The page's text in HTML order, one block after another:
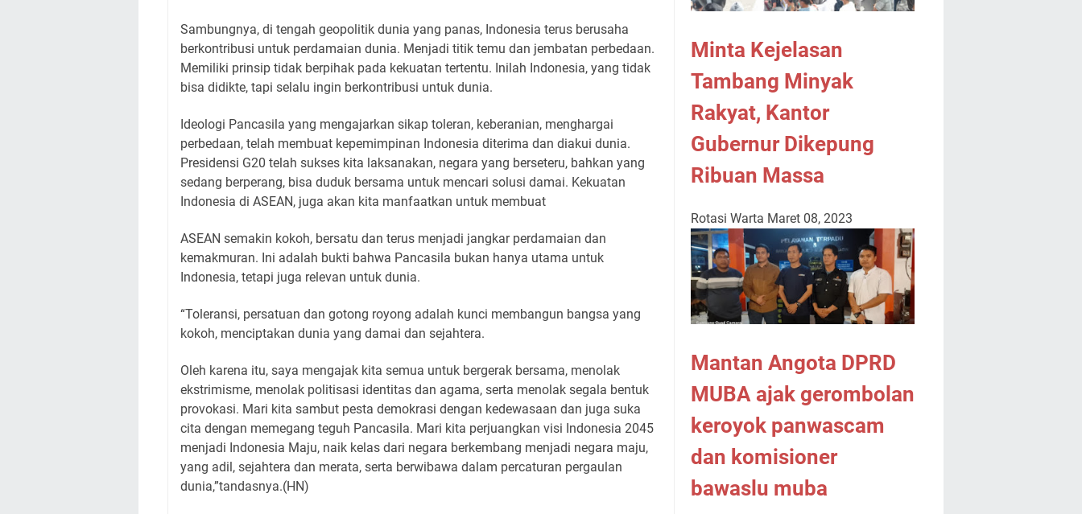
Sambungnya, di tengah geopolitik dunia yang panas, Indonesia terus berusaha
berkontribusi untuk perdamaian dunia. Menjadi titik temu dan jembatan perbedaan.
Memiliki prinsip tidak berpihak pada kekuatan tertentu. Inilah Indonesia, yang tidak
bisa didikte, tapi selalu ingin berkontribusi untuk dunia.
Ideologi Pancasila yang mengajarkan sikap toleran, keberanian, menghargai
perbedaan, telah membuat kepemimpinan Indonesia diterima dan diakui dunia.
Presidensi G20 telah sukses kita laksanakan, negara yang berseteru, bahkan yang
sedang berperang, bisa duduk bersama untuk mencari solusi damai. Kekuatan
Indonesia di ASEAN, juga akan kita manfaatkan untuk membuat
ASEAN semakin kokoh, bersatu dan terus menjadi jangkar perdamaian dan
kemakmuran. Ini adalah bukti bahwa Pancasila bukan hanya utama untuk
Indonesia, tetapi juga relevan untuk dunia.
“Toleransi, persatuan dan gotong royong adalah kunci membangun bangsa yang
kokoh, menciptakan dunia yang damai dan sejahtera.
Oleh karena itu, saya mengajak kita semua untuk bergerak bersama, menolak
ekstrimisme, menolak politisasi identitas dan agama, serta menolak segala bentuk
provokasi. Mari kita sambut pesta demokrasi dengan kedewasaan dan juga suka
cita dengan memegang teguh Pancasila. Mari kita perjuangkan visi Indonesia 2045
menjadi Indonesia Maju, naik kelas dari negara berkembang menjadi negara maju,
yang adil, sejahtera dan merata, serta berwibawa dalam percaturan pergaulan
dunia,”tandasnya.(HN)
Minta Kejelasan
Tambang Minyak
Rakyat, Kantor
Gubernur Dikepung
Ribuan Massa
Rotasi Warta Maret 08, 2023
Mantan Angota DPRD
MUBA ajak gerombolan
keroyok panwascam
dan komisioner
bawaslu muba